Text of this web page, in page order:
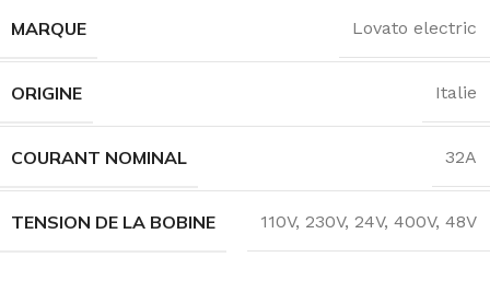
MARQUE Lovato electric
ORIGINE Italie
COURANT NOMINAL 32A
TENSION DE LA BOBINE 110V, 230V, 24V, 400V, 48V